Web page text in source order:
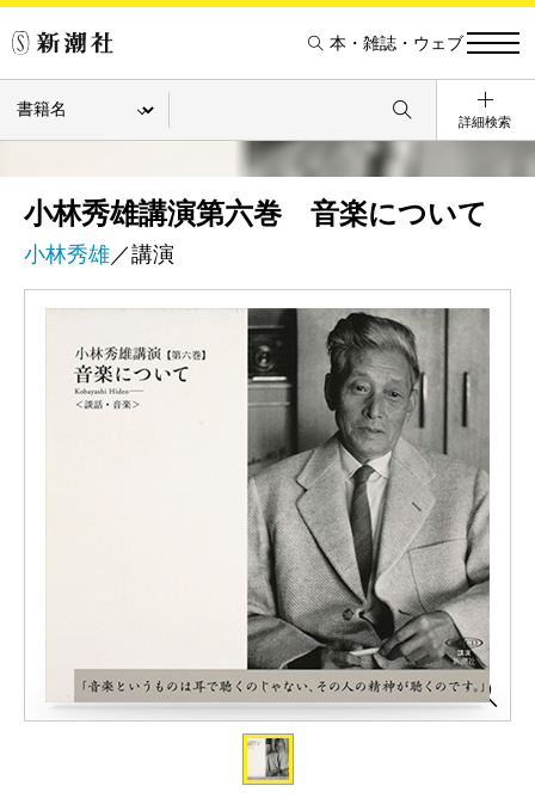
本・雑誌・ウェブ
詳細検索
小林秀雄講演第六巻 音楽について
小林秀雄／講演